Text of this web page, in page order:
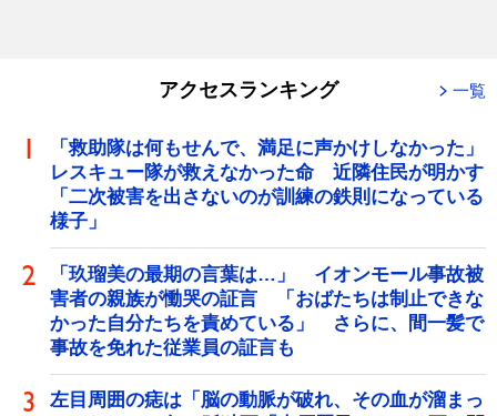
アクセスランキング 一覧
「救助隊は何もせんで、満足に声かけしなかった」
レスキュー隊が救えなかった命 近隣住民が明かす
「二次被害を出さないのが訓練の鉄則になっている
様子」
「玖瑠美の最期の言葉は…」 イオンモール事故被
害者の親族が慟哭の証言 「おばたちは制止できな
かった自分たちを責めている」 さらに、間一髪で
事故を免れた従業員の証言も
左目周囲の痣は「脳の動脈が破れ、その血が溜まっ